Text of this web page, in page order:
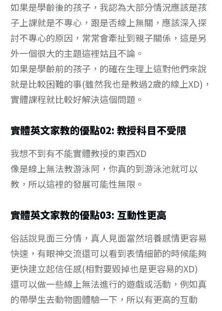
如果是學齡後的孩子，我認為大部分情況應該是孩
子上課就是不專心，跟是否線上無關，應該深入探
討不專心的原因，常常會牽扯到親子關係，這是另
外一個很大的主題這裡姑且不論。
如果是學齡前的孩子，的確在生理上這對他們來說
就是比較困難的事(雖然我也是教過2歲的線上XD)，
實體課程就比較好解決這個問題。
實體英文家教的優點02: 教授科目不受限
我想不到有不能實體教授的東西XD
像是線上無法教游泳阿，你真的到游泳池就可以
教，所以這裡的發展可能性無限。
實體英文家教的優點03: 互動性更高
俗話說見面三分情，真人見面當然培養感情更容易
快速，有眼神交流還可以看到表情細節的時候能夠
更快建立起信任感(相對要毀掉也是更容易的XD)
還可以做一些線上無法進行的遊戲或活動，例如真
的帶學生去動物園體驗一下，所以有更高的互動